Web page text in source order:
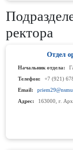
ректора
Отдел
Начальник отдела:
Телефон:
+7 (921)
Email:
Адрес:
163000, г.